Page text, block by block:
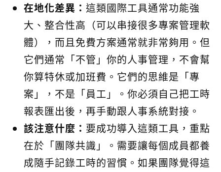
在地化差異： 這類國際工具通常功能強
大、整合性高（可以串接很多專案管理軟
體），而且免費方案通常就非常夠用。但
它們通常「不管」你的人事管理，不會幫
你算特休或加班費。它們的思維是「專
案」，不是「員工」。你必須自己把工時
報表匯出後，再手動跟人事系統對接。
該注意什麼： 要成功導入這類工具，重點
在於「團隊共識」。需要讓每個成員都養
成隨手記錄工時的習慣。如果團隊覺得這